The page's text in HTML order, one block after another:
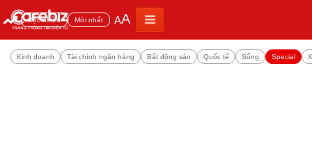
Đọc nhiều Mới nhất AA
Kinh doanh Tài chính ngân hàng Bất động sản Quốc tế Sống Special